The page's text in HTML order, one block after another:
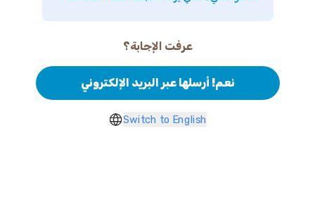
عرفت الإجابة؟
نعم! أرسلها عبر البريد الإلكتروني
Switch to English